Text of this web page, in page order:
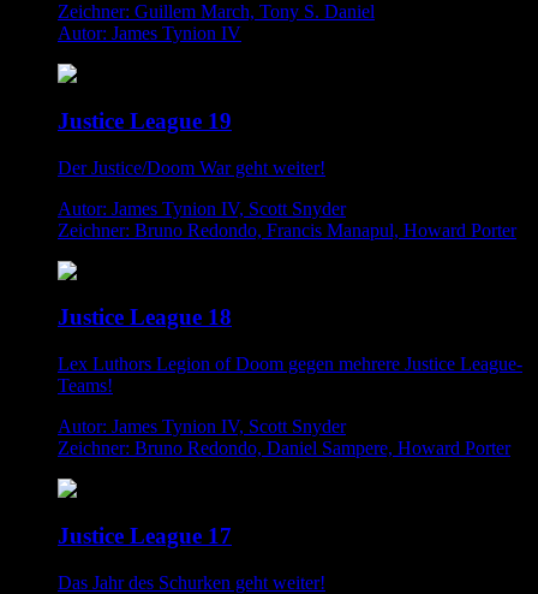
Zeichner: Guillem March, Tony S. Daniel
Autor: James Tynion IV
Justice League 19
Der Justice/Doom War geht weiter!
Autor: James Tynion IV, Scott Snyder
Zeichner: Bruno Redondo, Francis Manapul, Howard Porter
Justice League 18
Lex Luthors Legion of Doom gegen mehrere Justice League-
Teams!
Autor: James Tynion IV, Scott Snyder
Zeichner: Bruno Redondo, Daniel Sampere, Howard Porter
Justice League 17
Das Jahr des Schurken geht weiter!